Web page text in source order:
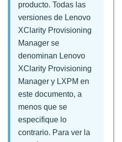
producto. Todas las
versiones de Lenovo
XClarity Provisioning
Manager se
denominan Lenovo
XClarity Provisioning
Manager y LXPM en
este documento, a
menos que se
especifique lo
contrario. Para ver la